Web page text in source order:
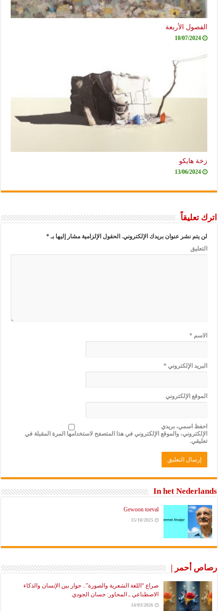
الفصول الأربعة
10/07/2024
زخة هايكو
13/06/2024
اترك تعليقاً
لن يتم نشر عنوان بريدك الإلكتروني. الحقول الإلزامية مشار إليها بـ*
التعليق
الاسم*
البريد الإلكتروني*
الموقع الإلكتروني
احفظ اسمي، بريدي
الإلكتروني، والموقع الإلكتروني في هذا المتصفح لاستخدامها المرة المقبلة في
تعليقي.
In het Nederlands
Gewoon toeval
15/10/2025
رصاص أحمر |
صراع “اللغة الشعرية والصورة”.. حوار بين الإنسان والذكاء
الاصطناعي ـ المحاور: حسان الجودي
14/03/2026